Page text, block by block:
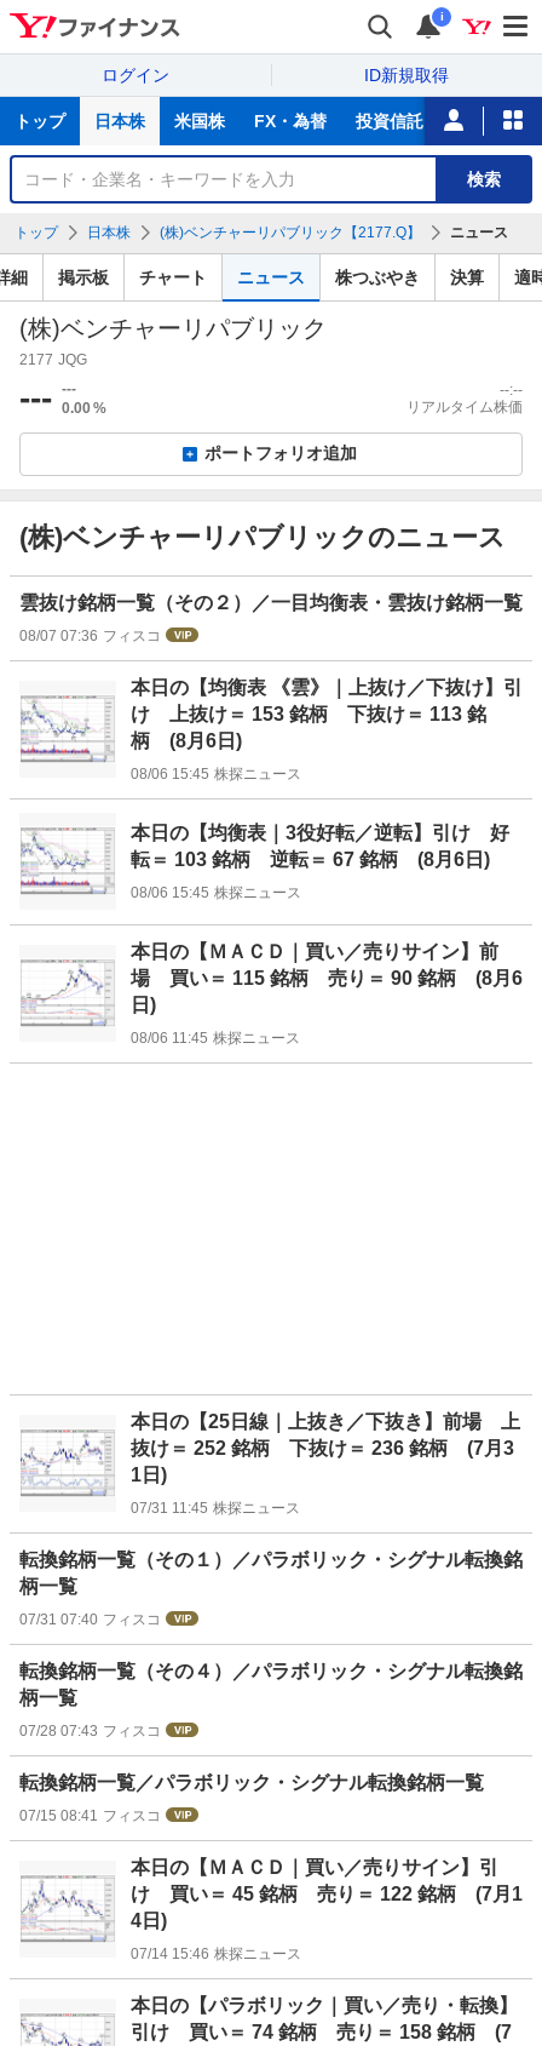
i
ログイン ID新規取得
サ
トップ 日本株 米国株 FX・為替 投資信託 ニュース
銘
検
索
検索
トップ 日本株 (株)ベンチャーリパブリック【2177.Q】 ニュース
細 掲示板 チャート ニュース 株つぶやき 決算 適
(株)ベンチャーリパブリック
2177 JQG
--- ---
0.00%
--:--
リアルタイム株価
ポートフォリオ追加
(株)ベンチャーリパブリックのニュース
ス
雲抜け銘柄一覧（その２）／一目均衡表・雲抜け銘柄一覧
08/07 07:36 フィスコ
本日の【均衡表 《雲》｜上抜け／下抜け】引
け 上抜け＝ 153 銘柄 下抜け＝ 113 銘
柄 (8月6日)
08/06 15:45 株探ニュース
本日の【均衡表｜3役好転／逆転】引け 好
転＝ 103 銘柄 逆転＝ 67 銘柄 (8月6日)
08/06 15:45 株探ニュース
本日の【ＭＡＣＤ｜買い／売りサイン】前
場 買い＝ 115 銘柄 売り＝ 90 銘柄 (8月6
日)
08/06 11:45 株探ニュース
本日の【25日線｜上抜き／下抜き】前場 上
抜け＝ 252 銘柄 下抜け＝ 236 銘柄 (7月3
1日)
07/31 11:45 株探ニュース
転換銘柄一覧（その１）／パラボリック・シグナル転換銘
柄一覧
07/31 07:40 フィスコ
転換銘柄一覧（その４）／パラボリック・シグナル転換銘
柄一覧
07/28 07:43 フィスコ
転換銘柄一覧／パラボリック・シグナル転換銘柄一覧
07/15 08:41 フィスコ
本日の【ＭＡＣＤ｜買い／売りサイン】引
け 買い＝ 45 銘柄 売り＝ 122 銘柄 (7月1
4日)
07/14 15:46 株探ニュース
本日の【パラボリック｜買い／売り・転換】
引け 買い＝ 74 銘柄 売り＝ 158 銘柄 (7